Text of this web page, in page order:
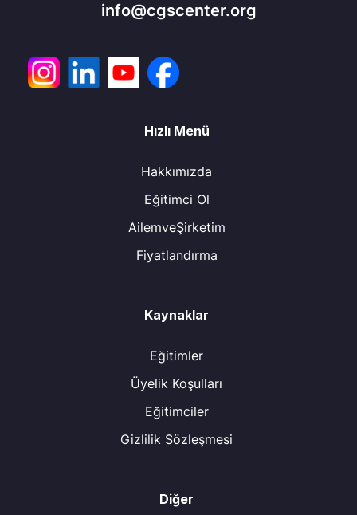
info@cgscenter.org
Hızlı Menü
Hakkımızda
Eğitimci Ol
AilemveŞirketim
Fiyatlandırma
Kaynaklar
Eğitimler
Üyelik Koşulları
Eğitimciler
Gizlilik Sözleşmesi
Diğer